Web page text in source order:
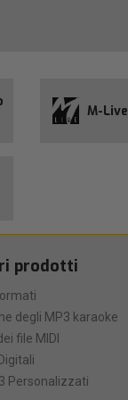
M-Live
prodotti
degli MP3 karaoke
file MIDI
Personalizzati